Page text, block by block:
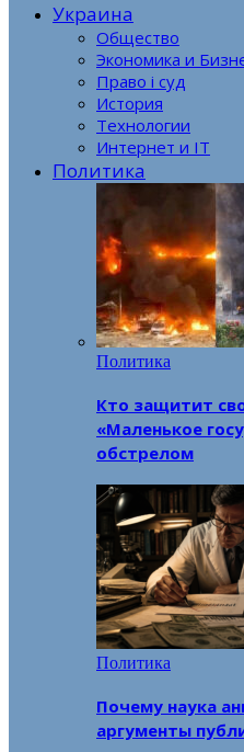
Украина
Общество
Экономика и
Право і суд
История
Технологии
Интернет и IT
Политика
Политика
Кто защитит
«Маленькое
обстрелом
Политика
Почему наука
аргументы